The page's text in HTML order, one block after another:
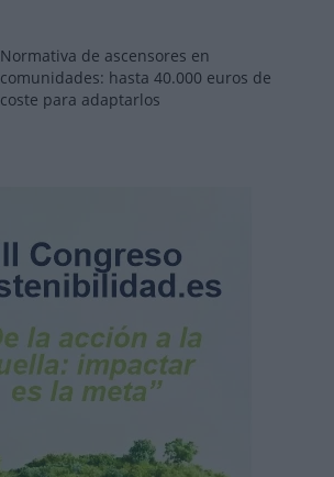
Normativa de ascensores en
comunidades: hasta 40.000 euros de
coste para adaptarlos